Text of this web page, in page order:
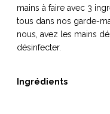
mains à faire avec 3
tous dans nos garde-
nous, avez les mains
désinfecter.
Ingrédients